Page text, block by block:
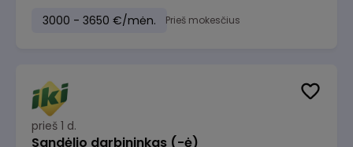
3000 - 3650 €/mėn. Prieš mokesčius
prieš 1 d.
Sandėlio darbininkas (-ė)